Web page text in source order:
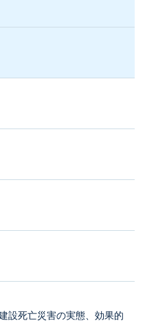
設死亡災害の実態、効果的